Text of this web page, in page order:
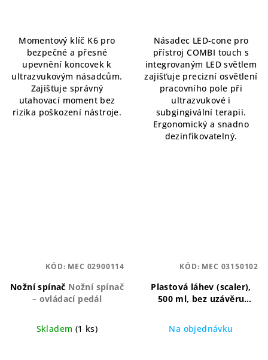
Momentový klíč K6 pro
bezpečné a přesné
upevnění koncovek k
ultrazvukovým násadcům.
Zajišťuje správný
utahovací moment bez
rizika poškození nástroje.
Násadec LED-cone pro
přístroj COMBI touch s
integrovaným LED světlem
zajišťuje precizní osvětlení
pracovního pole při
ultrazvukové i
subgingivální terapii.
Ergonomický a snadno
dezinfikovatelný.
Nožní spínač Nožní spínač
– ovládací pedál
Skladem (1 ks)
KÓD: MEC 02900114
Plastová láhev (scaler),
500 ml, bez uzávěru
přístrojům scaler – bez
víčka
Na objednávku
KÓD: MEC 03150102